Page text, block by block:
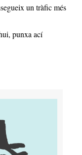
un tràfic més
punxa ací